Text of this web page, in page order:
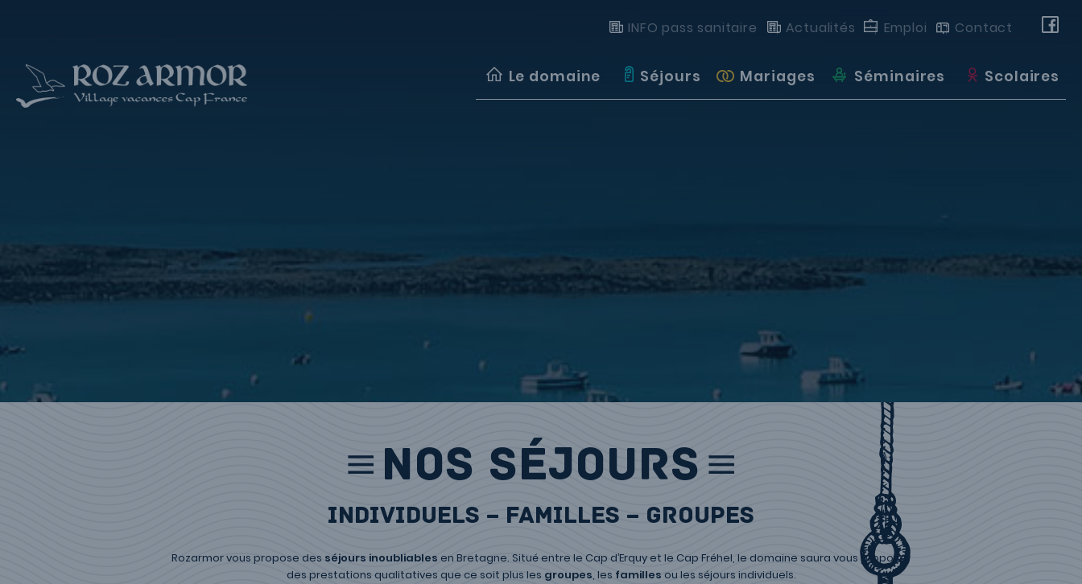
INFO pass sanitaire Actualités Emploi Contact
Le domaine Séjours Mariages Séminaires Scolaires
NOS SÉJOURS
Individuels – familles – groupes
Rozarmor vous propose des séjours inoubliables en Bretagne. Situé entre le Cap d’Erquy et le Cap Fréhel, le domaine saura vous proposer
des prestations qualitatives que ce soit plus les groupes, les familles ou les séjours individuels.